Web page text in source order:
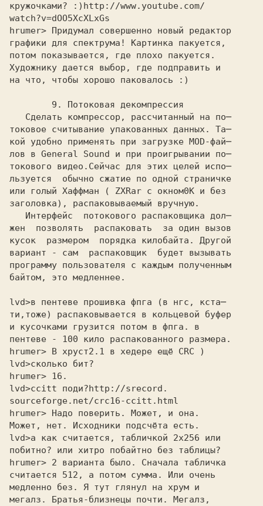
кружочками? :)
watch?v=dOO5XcXLxGs
hrumer> Придумал совершенно новый редактор
графики для спектрума! Картинка пакуется,
потом показывается, где плохо пакуется.
Художнику дается выбор, где подправить и
на что, чтобы хорошо паковалось :)
токовое считывание упакованных данных. Та─
кой удобно применять при загрузке MOD-фай─
лов в General Sound и при проигрывании по─
токового видео.Сейчас для этих целей испо─
льзуется  обычно сжатие по одной страничке
или голый Хаффман ( ZXRar с окном
заголовка), распаковываемый вручную.
жен  позволять  распаковать  за один вызов
кусок  размером  порядка килобайта. Другой
вариант - сам  распаковщик  будет вызывать
программу пользователя с каждым полученным
байтом, это медленнее.
lvd>
ти,тоже) распаковывается в кольцевой буфер
и кусочками грузится потом в фпга. в
пентеве - 100 кило распакованного размера.
hrumer> В хруст2.1 в хедере ещё CRC )
lvd>
hrumer> 16.
lvd>ccitt поди?
sourceforge.net/crc16-ccitt.html
hrumer> Надо поверить. Может, и она.
Может, нет. Исходники подсчёта есть.
lvd>
побитно? или хитро побайтно без таблицы?
hrumer> 2 варианта было. Сначала табличка
считается 512, а потом сумма. Или очень
медленно без. Я тут глянул на хрум и
мегалз. Братья-близнецы почти. Мегалз,